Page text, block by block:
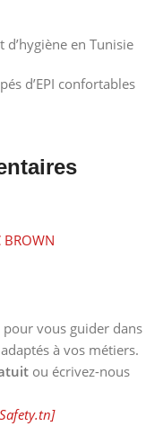
en Tunisie
d’EPI confortables
BROWN
vous guider dans
à vos métiers.
ou écrivez-nous